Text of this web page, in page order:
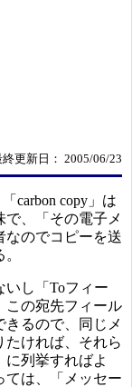
終更新日： 2005/06/23
carbon copy」は
で、「その電子メ
なのでコピーを送
し「Toフィー
この宛先フィール
きるので、同じメ
たければ、それら
列挙すればよ
ては、「メッセー